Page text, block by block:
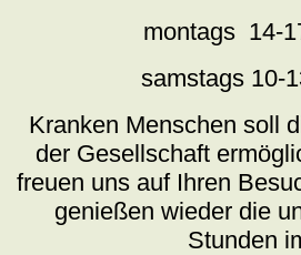
montags 14-
samstags 10-
Kranken Menschen soll
der Gesellschaft
freuen uns auf Ihren
genießen wieder die
Stunden